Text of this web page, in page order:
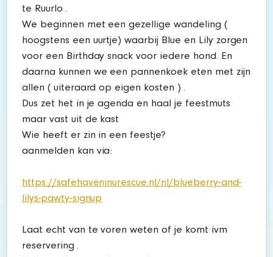
te Ruurlo .
We beginnen met een gezellige wandeling (
hoogstens een uurtje) waarbij Blue en Lily zorgen
voor een Birthday snack voor iedere hond. En
daarna kunnen we een pannenkoek eten met zijn
allen ( uiteraard op eigen kosten ) .
Dus zet het in je agenda en haal je feestmuts
maar vast uit de kast
Wie heeft er zin in een feestje?
aanmelden kan via:
https://safehaveninurescue.nl/nl/blueberry-and-
lilys-pawty-signup
Laat echt van te voren weten of je komt ivm
reservering .